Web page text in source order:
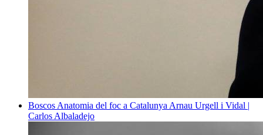
Boscos Anatomia del foc a Catalunya Arnau Urgell i Vidal |
Carlos Albaladejo